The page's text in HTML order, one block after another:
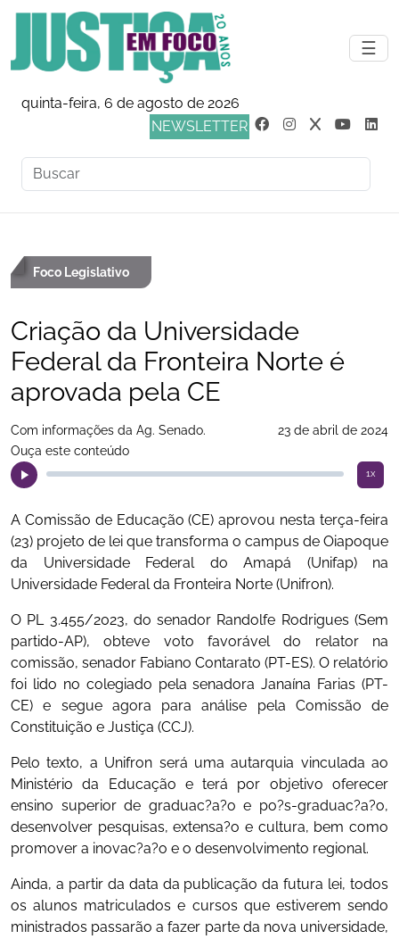
☰
quinta-feira, 6 de agosto de 2026
NEWSLETTER
Foco Legislativo
Criação da Universidade
Federal da Fronteira Norte é
aprovada pela CE
Com informações da Ag. Senado.
23 de abril de 2024
Ouça este conteúdo
1x
A Comissão de Educação (CE) aprovou nesta terça-feira
(23) projeto de lei que transforma o campus de Oiapoque
da Universidade Federal do Amapá (Unifap) na
Universidade Federal da Fronteira Norte (Unifron).
O PL 3.455/2023, do senador Randolfe Rodrigues (Sem
partido-AP), obteve voto favorável do relator na
comissão, senador Fabiano Contarato (PT-ES). O relatório
foi lido no colegiado pela senadora Janaína Farias (PT-
CE) e segue agora para análise pela Comissão de
Constituição e Justiça (CCJ).
Pelo texto, a Unifron será uma autarquia vinculada ao
Ministério da Educação e terá por objetivo oferecer
ensino superior de graduac?a?o e po?s-graduac?a?o,
desenvolver pesquisas, extensa?o e cultura, bem como
promover a inovac?a?o e o desenvolvimento regional.
Ainda, a partir da data da publicação da futura lei, todos
os alunos matriculados e cursos que estiverem sendo
ministrados passarão a fazer parte da nova universidade,